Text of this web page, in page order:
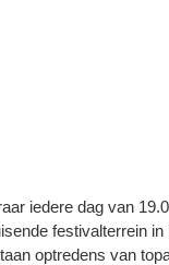
iedere dag van
festivalterrein in
optredens van